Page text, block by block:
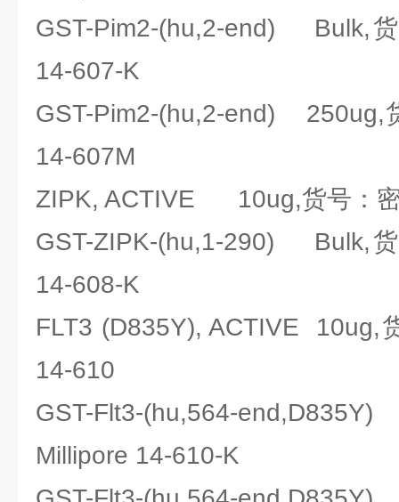
GST-Pim2-(hu,2-end) Bulk,
14-607-K
GST-Pim2-(hu,2-end) 250ug,
14-607M
ZIPK, ACTIVE 10ug,货号：密
GST-ZIPK-(hu,1-290) Bulk,
14-608-K
FLT3 (D835Y), ACTIVE 10ug,
14-610
GST-Flt3-(hu,564-
Millipore 14-610-K